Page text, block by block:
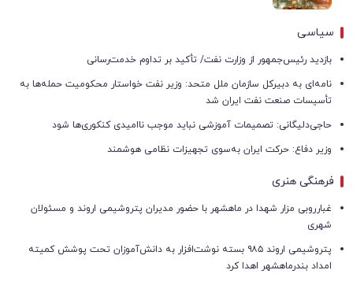
سیاسی
بازدید رئیس‌جمهور از وزارت نفت/ تأکید بر تداوم خدمت‌رسانی
نامه‌ای به دبیرکل سازمان ملل متحد: وزیر نفت خواستار محکومیت حمله‌ها به
تأسیسات صنعت نفت ایران شد
حاجی‌دلیگانی: تصمیمات آموزشی نباید موجب ناامیدی کنکوری‌ها شود
وزیر دفاع: حرکت ایران به‌سوی تجهیزات نظامی هوشمند
فرهنگی هنری
غبارروبی مزار شهدا در ماهشهر با حضور مدیران پتروشیمی اروند و مسئولان
شهری
پتروشیمی اروند ۹۸۵ بسته نوشت‌افزار به دانش‌آموزان تحت پوشش کمیته
امداد بندرماهشهر اهدا کرد